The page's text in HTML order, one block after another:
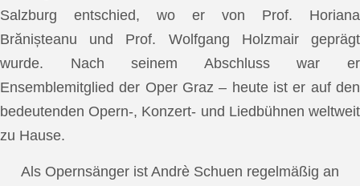
Salzburg entschied, wo er von Prof. Horiana
Brănișteanu und Prof. Wolfgang Holzmair geprägt
wurde. Nach seinem Abschluss war er
Ensemblemitglied der Oper Graz – heute ist er auf den
bedeutenden Opern-, Konzert- und Liedbühnen weltweit
zu Hause.
Als Opernsänger ist Andrè Schuen regelmäßig an